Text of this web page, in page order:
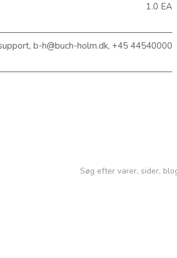
1.0 EA
b-h@buch-holm.dk, +45 44540000